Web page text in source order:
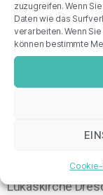
zuzugreifen. Wenn
Daten wie das
verarbeiten. Wenn
können bestimmte
Ostrock-Band
im A-capella
Musik der
Musikalischer
Dresden e.V.
sein Debüt als
mit dem
dem Carl-
Lukaskirche